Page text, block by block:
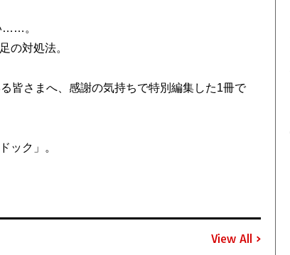
……。
の対処法。
皆さまへ、感謝の気持ちで特別編集した1冊で
ック」。
View All